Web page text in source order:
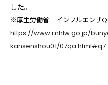
した。
※厚生労働省 インフルエンザ
https://www.mhlw.go.jp/
kansenshou01/07qa.html#q7